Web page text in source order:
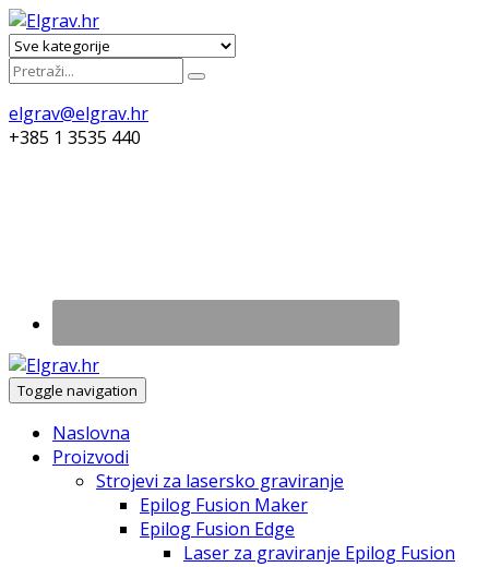
elgrav@elgrav.hr
+385 1 3535 440
Toggle navigation
Naslovna
Proizvodi
Strojevi za lasersko graviranje
Epilog Fusion Maker
Epilog Fusion Edge
Laser za graviranje Epilog Fusion